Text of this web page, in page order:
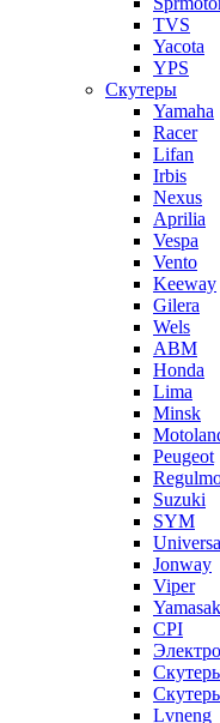
TVS
Yacota
YPS
Скутеры
Yamaha
Racer
Lifan
Irbis
Nexus
Aprilia
Vespa
Vento
Keeway
Gilera
Wels
ABM
Honda
Lima
Minsk
Peugeot
Suzuki
SYM
Jonway
Viper
CPI
Lvneng